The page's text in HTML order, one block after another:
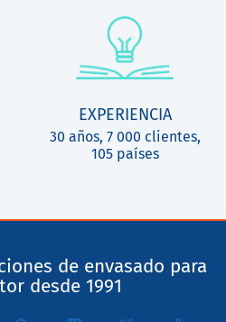
EXPERIENCIA
30 años, 7 000 clientes,
105 países
de envasado para
desde 1991